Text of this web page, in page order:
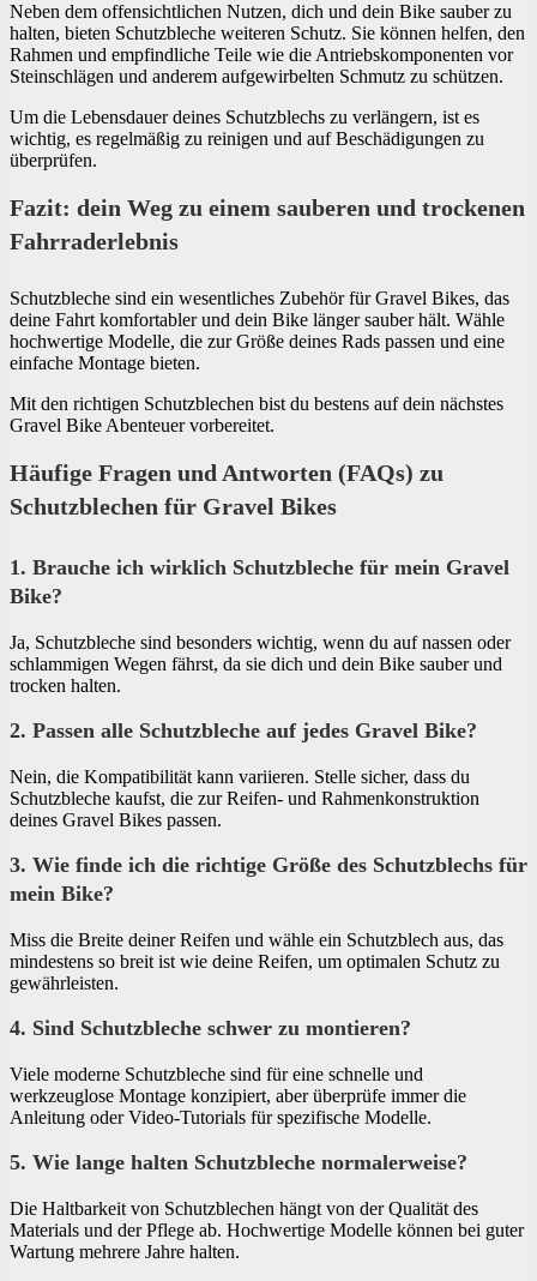
Neben dem offensichtlichen Nutzen, dich und dein Bike sauber zu
halten, bieten Schutzbleche weiteren Schutz. Sie können helfen, den
Rahmen und empfindliche Teile wie die Antriebskomponenten vor
Steinschlägen und anderem aufgewirbelten Schmutz zu schützen.
Um die Lebensdauer deines Schutzblechs zu verlängern, ist es
wichtig, es regelmäßig zu reinigen und auf Beschädigungen zu
überprüfen.
Fazit: dein Weg zu einem sauberen und trockenen
Fahrraderlebnis
Schutzbleche sind ein wesentliches Zubehör für Gravel Bikes, das
deine Fahrt komfortabler und dein Bike länger sauber hält. Wähle
hochwertige Modelle, die zur Größe deines Rads passen und eine
einfache Montage bieten.
Mit den richtigen Schutzblechen bist du bestens auf dein nächstes
Gravel Bike Abenteuer vorbereitet.
Häufige Fragen und Antworten (FAQs) zu
Schutzblechen für Gravel Bikes
1. Brauche ich wirklich Schutzbleche für mein Gravel
Bike?
Ja, Schutzbleche sind besonders wichtig, wenn du auf nassen oder
schlammigen Wegen fährst, da sie dich und dein Bike sauber und
trocken halten.
2. Passen alle Schutzbleche auf jedes Gravel Bike?
Nein, die Kompatibilität kann variieren. Stelle sicher, dass du
Schutzbleche kaufst, die zur Reifen- und Rahmenkonstruktion
deines Gravel Bikes passen.
3. Wie finde ich die richtige Größe des Schutzblechs für
mein Bike?
Miss die Breite deiner Reifen und wähle ein Schutzblech aus, das
mindestens so breit ist wie deine Reifen, um optimalen Schutz zu
gewährleisten.
4. Sind Schutzbleche schwer zu montieren?
Viele moderne Schutzbleche sind für eine schnelle und
werkzeuglose Montage konzipiert, aber überprüfe immer die
Anleitung oder Video-Tutorials für spezifische Modelle.
5. Wie lange halten Schutzbleche normalerweise?
Die Haltbarkeit von Schutzblechen hängt von der Qualität des
Materials und der Pflege ab. Hochwertige Modelle können bei guter
Wartung mehrere Jahre halten.